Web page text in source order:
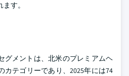
す。
グメントは、北米のプレミアムヘ
カテゴリーであり、2025年には74